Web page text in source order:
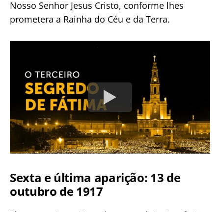
Nosso Senhor Jesus Cristo, conforme lhes
prometera a Rainha do Céu e da Terra.
Sexta e última aparição: 13 de
outubro de 1917